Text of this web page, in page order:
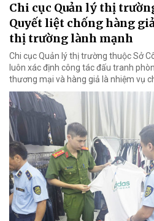
Chi cục Quản lý thị
Quyết liệt chống hàng
thị trường lành mạnh
Chi cục Quản lý thị trường thuộc Sở
luôn xác định công tác đấu tranh
thương mại và hàng giả là nhiệm vụ